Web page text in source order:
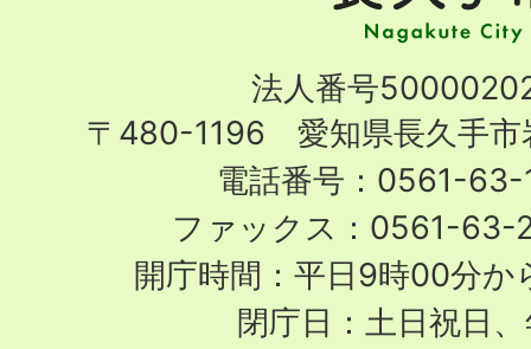
市
City
法人番号
〒480-1196 愛知県長久手市
電話番号：0561-63-
ファックス：0561-63-
開庁時間：平日9時00分
閉庁日：土日祝日